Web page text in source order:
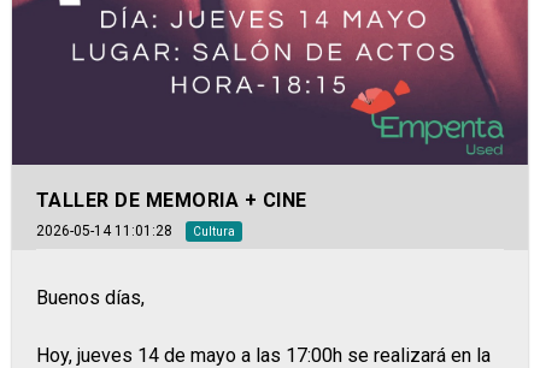
TALLER DE MEMORIA + CINE
2026-05-14 11:01:28 Cultura
Buenos días,
Hoy, jueves 14 de mayo a las 17:00h se realizará en la